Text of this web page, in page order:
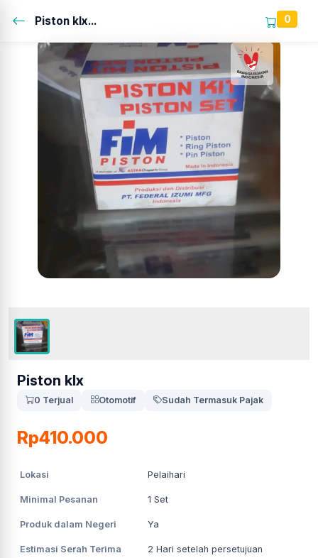
Piston klx... 0
Piston klx
0 Terjual Otomotif Sudah Termasuk Pajak
Rp410.000
Lokasi Pelaihari
Minimal Pesanan 1 Set
Produk dalam Negeri Ya
Estimasi Serah Terima 2 Hari setelah persetujuan